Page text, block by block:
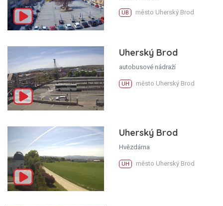
UB město Uherský Brod
Uherský Brod
autobusové nádraží
UH město Uherský Brod
Uherský Brod
Hvězdárna
UH město Uherský Brod